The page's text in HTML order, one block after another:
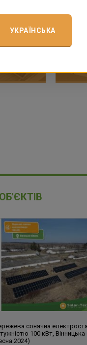
сонячна
100 кВт, Вінницька
2024)
УКРАЇНСЬКА